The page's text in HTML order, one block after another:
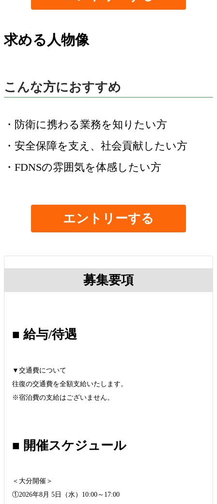
求める人物像
こんな方におすすめ
・防衛に携わる業務を知りたい方
・安全保障を支え、社会貢献したい方
・FDNSの雰囲気を体感したい方
エントリーする
募集要項
■ 給与/待遇
▼交通費について
往復の交通費を全額支給いたします。
※宿泊費の支給はございません。
■ 開催スケジュール
＜大分開催＞
①2026年8月 5日（水）10:00～17:00